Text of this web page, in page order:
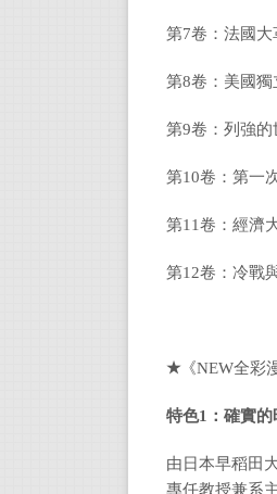
第7卷：法國
第8卷：美國
第9卷：列強
第10卷：第一
第11卷：經濟
第12卷：冷戰
★《NEW全彩
特色1 ：確實
由日本早稻田
專任教授兼系